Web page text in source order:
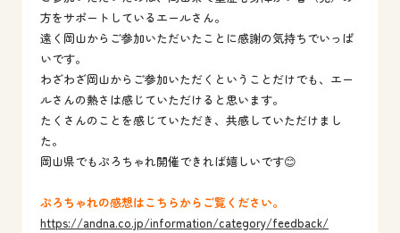
方をサポートしているエールさん。
遠く岡山からご参加いただいたことに感謝の気持ちでいっぱ
いです。
わざわざ岡山からご参加いただくということだけでも、エー
ルさんの熱さは感じていただけると思います。
たくさんのことを感じていただき、共感していただけまし
た。
岡山県でもぷろちゃれ開催できれば嬉しいです😊
ぷろちゃれの感想はこちらからご覧ください。
https://andna.co.jp/information/category/feedback/